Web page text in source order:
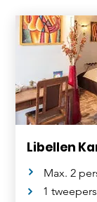
Libellen
Max. 2
1